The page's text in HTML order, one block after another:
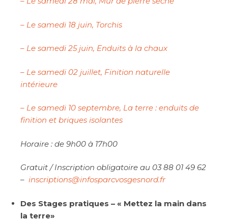
– Le samedi 18 juin, Torchis
– Le samedi 25 juin, Enduits à la chaux
– Le samedi 02 juillet, Finition naturelle
intérieure
– Le samedi 10 septembre, La terre : enduits de
finition et briques isolantes
Horaire : de 9h00 à 17h00
Gratuit / Inscription obligatoire au 03 88 01 49 62
– inscriptions@infosparcvosgesnord.fr
Des Stages pratiques – « Mettez la main dans
la terre»